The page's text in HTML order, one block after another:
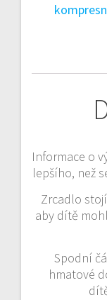
Informace o
lepšího, než
Zrcadlo
aby dítě
Spodní
hmatové